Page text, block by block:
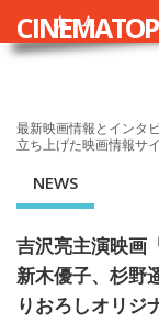
ホーム
最新映画情報とインタ
立ち上げた映画情報サ
NEWS
吉沢亮主演映画
新木優子、杉野
りおろしオリジ